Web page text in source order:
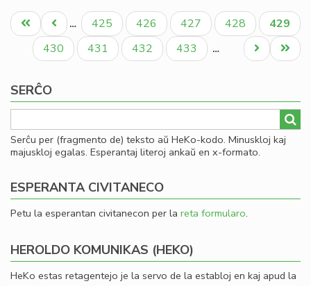
en
Pagination
Unua
paĝo
Antaŭa
paĝo
… Paĝo
425 Paĝo
426 Paĝo
427 Paĝo
428
Aktuala
paĝo
429
Paĝo
430 Paĝo
431 Paĝo
432 Paĝo
433 …
Last
page
Next
page
SERĈO
Serĉu per (fragmento de) teksto aŭ HeKo-kodo. Minuskloj kaj
majuskloj egalas. Esperantaj literoj ankaŭ en x-formato.
ESPERANTA CIVITANECO
Petu la esperantan civitanecon per la reta formularo.
HEROLDO KOMUNIKAS (HEKO)
HeKo estas retagentejo je la servo de la establoj en kaj apud la